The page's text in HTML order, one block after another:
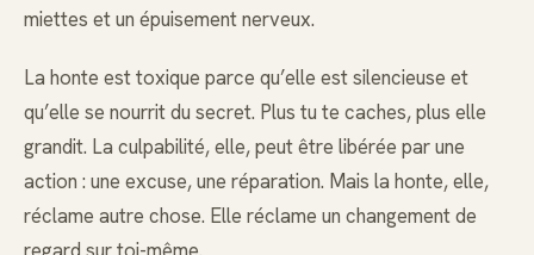
miettes et un épuisement nerveux.
La honte est toxique parce qu’elle est silencieuse et
qu’elle se nourrit du secret. Plus tu te caches, plus elle
grandit. La culpabilité, elle, peut être libérée par une
action : une excuse, une réparation. Mais la honte, elle,
réclame autre chose. Elle réclame un changement de
regard sur toi-même.